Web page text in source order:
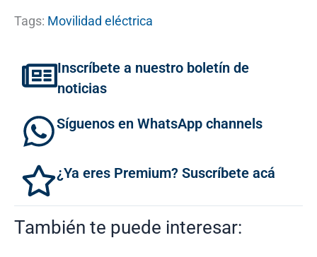
Tags: Movilidad eléctrica
Inscríbete a nuestro boletín de
noticias
Síguenos en WhatsApp channels
¿Ya eres Premium? Suscríbete acá
También te puede interesar: